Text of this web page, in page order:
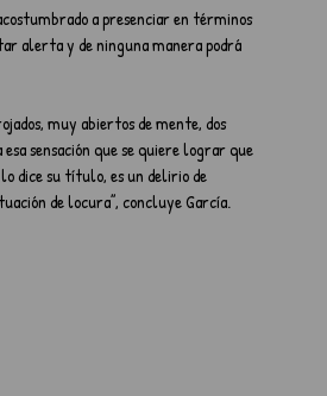
a presenciar en términos
alerta y de ninguna manera podrá
muy abiertos de mente, dos
sensación que se quiere lograr que
dice su título, es un delirio de
de locura”, concluye García.